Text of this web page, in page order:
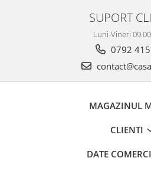
Masini de gaurit cu percutie
Masini de insurubat cu impact
SUPORT
Luni-Vineri
0792
MAGAZINUL
CLIENTI
DATE